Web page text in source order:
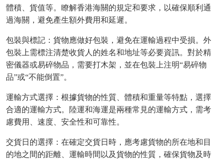
體積、貨值等。瞭解香港海關的規定和要求，以確保順利通
過海關，避免產生額外費用和延遲。
包裝與標記：貨物應做好包裝，避免在運輸過程中受損。外
包裝上需標注清楚收貨人的姓名和地址等必要資訊。對於精
密儀器或易碎物品，需要打木架，並在包裝上注明“易碎物
品”或“不能倒置”。
運輸方式選擇：根據貨物的性質、體積和重量等特點，選擇
合適的運輸方式。陸運和海運是兩種常見的運輸方式，需考
慮費用、速度、安全性和可靠性。
交貨日的選擇：在確定交貨日時，應考慮貨物的所在地和目
的地之間的距離、運輸時間以及貨物的性質，確保貨物及時